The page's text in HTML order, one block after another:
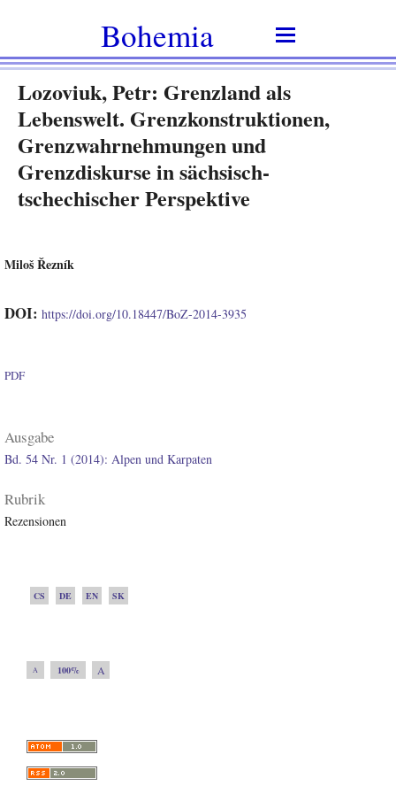
Bohemia
Lozoviuk, Petr: Grenzland als
Lebenswelt. Grenzkonstruktionen,
Grenzwahrnehmungen und
Grenzdiskurse in sächsisch-
tschechischer Perspektive
Miloš Řezník
DOI: https://doi.org/10.18447/BoZ-2014-3935
PDF
Ausgabe
Bd. 54 Nr. 1 (2014): Alpen und Karpaten
Rubrik
Rezensionen
CS DE EN SK
A 100% A